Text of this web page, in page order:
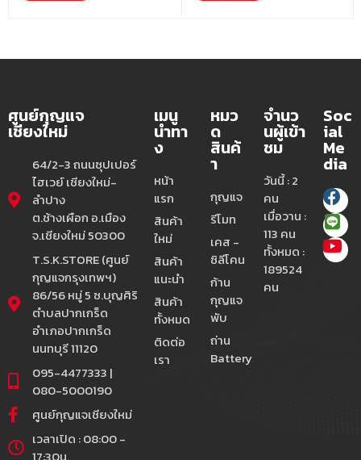
ศูนย์กุญแจ
เชียงใหม่
64/2-3 ถนนซุปเปอร์
ไฮเวย์ เชียงใหม่-
ลำปาง
ต.ช้างเผือก อ.เมือง
จ.เชียงใหม่ 50300
T.S.K.STORE (ศูนย์
กุญแจกรุงเทพฯ)
86/56 หมู่ 5 ซ.บุญศิริ
ตำบลปากเกร็ด
อำเภอปากเกร็ด
นนทบุรี 11120
095-4477333 |
080-5000190
ศูนย์กุญแจเชียงใหม่
เวลาเปิด : 08:00 -
17:30น.
เมนู
นำทา
ง
หน้า
แรก
สินค้า
ใหม่
สินค้า
แนะนำ
สินค้า
ทั้งหมด
ติดต่อ
เรา
หมว
ด
สินค้
า
กุญแจ
รีโมท
เคส -
ซิลีโคน
ก้าน
กุญแจ
พับ
ถ่าน
Battery
จำนว
นผู้เข้า
ชม
วันนี้ : 2
คน
เมื่อวาน :
113 คน
ทั้งหมด :
189524
คน
Soc
ial
Me
dia